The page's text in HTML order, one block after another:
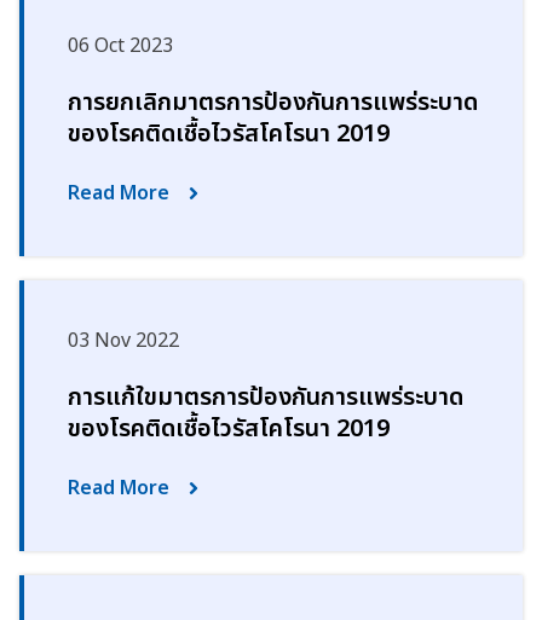
06 Oct 2023
การยกเลิกมาตรการป้องกันการแพร่ระบาด
ของโรคติดเชื้อไวรัสโคโรนา 2019
Read More
03 Nov 2022
การแก้ใขมาตรการป้องกันการแพร่ระบาด
ของโรคติดเชื้อไวรัสโคโรนา 2019
Read More